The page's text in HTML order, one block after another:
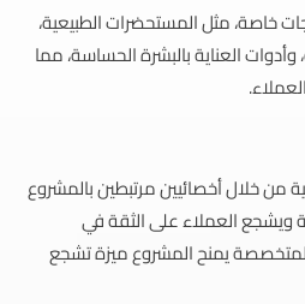
خاصة، مثل المستحضرات الطبيعية،
العناية بالبشرة الحساسة، مما
من خلال أخصائيين مرتبطين بالمشروع
العملاء على الثقة في
يمنح المشروع ميزة تشجع